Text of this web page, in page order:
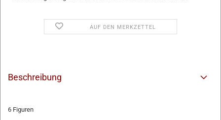
AUF DEN MERKZETTEL
Beschreibung
6 Figuren